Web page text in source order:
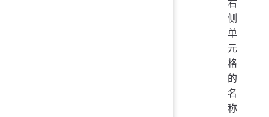
右
侧
单
元
格
的
名
称